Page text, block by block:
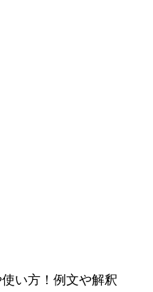
い方！例文や解釈